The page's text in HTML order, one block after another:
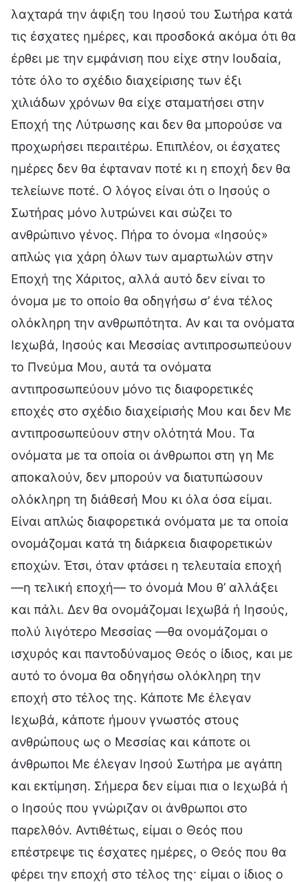
λαχταρά την άφιξη του Ιησού του Σωτήρα κατά
τις έσχατες ημέρες, και προσδοκά ακόμα ότι θα
έρθει με την εμφάνιση που είχε στην Ιουδαία,
τότε όλο το σχέδιο διαχείρισης των έξι
χιλιάδων χρόνων θα είχε σταματήσει στην
Εποχή της Λύτρωσης και δεν θα μπορούσε να
προχωρήσει περαιτέρω. Επιπλέον, οι έσχατες
ημέρες δεν θα έφταναν ποτέ κι η εποχή δεν θα
τελείωνε ποτέ. Ο λόγος είναι ότι ο Ιησούς ο
Σωτήρας μόνο λυτρώνει και σώζει το
ανθρώπινο γένος. Πήρα το όνομα «Ιησούς»
απλώς για χάρη όλων των αμαρτωλών στην
Εποχή της Χάριτος, αλλά αυτό δεν είναι το
όνομα με το οποίο θα οδηγήσω σ’ ένα τέλος
ολόκληρη την ανθρωπότητα. Αν και τα ονόματα
Ιεχωβά, Ιησούς και Μεσσίας αντιπροσωπεύουν
το Πνεύμα Μου, αυτά τα ονόματα
αντιπροσωπεύουν μόνο τις διαφορετικές
εποχές στο σχέδιο διαχείρισής Μου και δεν Με
αντιπροσωπεύουν στην ολότητά Μου. Τα
ονόματα με τα οποία οι άνθρωποι στη γη Με
αποκαλούν, δεν μπορούν να διατυπώσουν
ολόκληρη τη διάθεσή Μου κι όλα όσα είμαι.
Είναι απλώς διαφορετικά ονόματα με τα οποία
ονομάζομαι κατά τη διάρκεια διαφορετικών
εποχών. Έτσι, όταν φτάσει η τελευταία εποχή
—η τελική εποχή— το όνομά Μου θ’ αλλάξει
και πάλι. Δεν θα ονομάζομαι Ιεχωβά ή Ιησούς,
πολύ λιγότερο Μεσσίας —θα ονομάζομαι ο
ισχυρός και παντοδύναμος Θεός ο ίδιος, και με
αυτό το όνομα θα οδηγήσω ολόκληρη την
εποχή στο τέλος της. Κάποτε Με έλεγαν
Ιεχωβά, κάποτε ήμουν γνωστός στους
ανθρώπους ως ο Μεσσίας και κάποτε οι
άνθρωποι Με έλεγαν Ιησού Σωτήρα με αγάπη
και εκτίμηση. Σήμερα δεν είμαι πια ο Ιεχωβά ή
ο Ιησούς που γνώριζαν οι άνθρωποι στο
παρελθόν. Αντιθέτως, είμαι ο Θεός που
επέστρεψε τις έσχατες ημέρες, ο Θεός που θα
φέρει την εποχή στο τέλος της· είμαι ο ίδιος ο